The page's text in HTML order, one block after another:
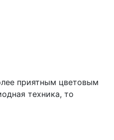
приятным цветовым
техника, то